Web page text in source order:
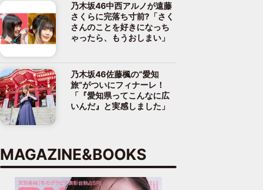
乃木坂46中西アルノが遠藤
さくらに完落ち寸前?「さく
さんのことを好きになっち
ゃったら、もうおしまい」
乃木坂46佐藤楓の“愛知
旅”がついにフィナーレ！
「『愛知県ってこんなに広
いんだ』と実感しました」
MAGAZINE&BOOKS